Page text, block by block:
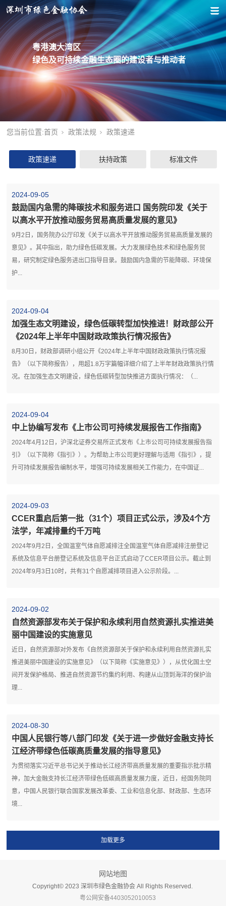
粤港澳大湾区
绿色及可持续金融生态圈的建设者与推动者
您当前位置:首页 政策法规 政策速递
政策速递 扶持政策 标准文件
2024-09-05
鼓励国内急需的降碳技术和服务进口 国务院印发《关于
以高水平开放推动服务贸易高质量发展的意见》
9月2日，国务院办公厅印发《关于以高水平开放推动服务贸易高质量发展的
意见》。其中指出，助力绿色低碳发展。大力发展绿色技术和绿色服务贸
易，研究制定绿色服务进出口指导目录。鼓励国内急需的节能降碳、环境保
护...
2024-09-04
加强生态文明建设，绿色低碳转型加快推进！财政部公开
《2024年上半年中国财政政策执行情况报告》
8月30日，财政部调研小组公开《2024年上半年中国财政政策执行情况报
告》（以下简称报告），用超1.8万字篇幅详细介绍了上半年财政政策执行情
况。在加强生态文明建设，绿色低碳转型加快推进方面执行情况：（...
2024-09-04
中上协编写发布《上市公司可持续发展报告工作指南》
2024年4月12日，沪深北证券交易所正式发布《上市公司可持续发展报告指
引》（以下简称《指引》）。为帮助上市公司更好理解与适用《指引》，提
升可持续发展报告编制水平，增强可持续发展相关工作能力，在中国证...
2024-09-03
CCER重启后第一批（31个）项目正式公示，涉及4个方
法学，年减排量约千万吨
2024年9月2日，全国温室气体自愿减排注全国温室气体自愿减排注册登记
系统及信息平台册登记系统及信息平台正式启动了CCER项目公示。截止到
2024年9月3日10时，共有31个自愿减排项目进入公示阶段。...
2024-09-02
自然资源部发布关于保护和永续利用自然资源扎实推进美
丽中国建设的实施意见
近日，自然资源部对外发布《自然资源部关于保护和永续利用自然资源扎实
推进美丽中国建设的实施意见》（以下简称《实施意见》），从优化国土空
间开发保护格局、推进自然资源节约集约利用、构建从山顶到海洋的保护治
理...
2024-08-30
中国人民银行等八部门印发《关于进一步做好金融支持长
江经济带绿色低碳高质量发展的指导意见》
为贯彻落实习近平总书记关于推动长江经济带高质量发展的重要指示批示精
神，加大金融支持长江经济带绿色低碳高质量发展力度，近日，经国务院同
意，中国人民银行联合国家发展改革委、工业和信息化部、财政部、生态环
境...
网站地图
Copyright©️ 2023 深圳市绿色金融协会 All Rights Reserved.
粤公网安备4403052010053